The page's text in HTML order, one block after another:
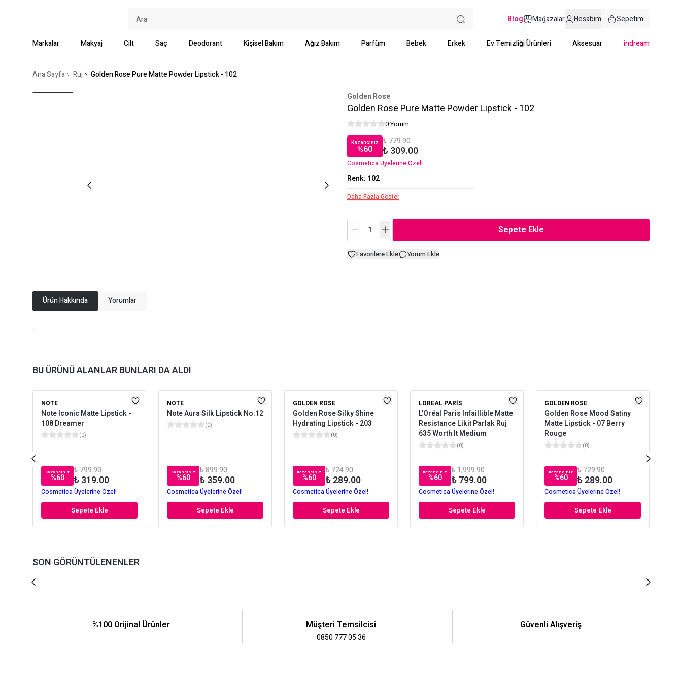
Blog Mağazalar Hesabım Sepetim
Markalar Makyaj Cilt Saç Deodorant Kişisel Bakım Ağız Bakım Parfüm Bebek Erkek Ev Temizliği Ürünleri Aksesuar indream
Ana Sayfa Ruj Golden Rose Pure Matte Powder Lipstick - 102
Golden Rose
Golden Rose Pure Matte Powder Lipstick - 102
0 Yorum
Kazancınız
%60
₺ 779.90
₺ 309.00
Cosmetica Üyelerine Özel!
Renk: 102
Daha Fazla Göster
Sepete Ekle
Favorilere Ekle Yorum Ekle
Ürün Hakkında Yorumlar
-
BU ÜRÜNÜ ALANLAR BUNLARI DA ALDI
NOTE
Note Iconic Matte Lipstick -
108 Dreamer
(0)
Kazancınız
%60
₺ 799.90
₺ 319.00
Cosmetica Üyelerine Özel!
Sepete Ekle
NOTE
Note Aura Silk Lipstick No:12
(0)
Kazancınız
%60
₺ 899.90
₺ 359.00
Cosmetica Üyelerine Özel!
Sepete Ekle
GOLDEN ROSE
Golden Rose Silky Shine
Hydrating Lipstick - 203
(0)
Kazancınız
%60
₺ 724.90
₺ 289.00
Cosmetica Üyelerine Özel!
Sepete Ekle
LOREAL PARIS
L'Oréal Paris Infaillible Matte
Resistance Likit Parlak Ruj
635 Worth It Medium
(0)
Kazancınız
%60
₺ 1,999.90
₺ 799.00
Cosmetica Üyelerine Özel!
Sepete Ekle
GOLDEN ROSE
Golden Rose Mood Satiny
Matte Lipstick - 07 Berry
Rouge
(0)
Kazancınız
%60
₺ 729.90
₺ 289.00
Cosmetica Üyelerine Özel!
Sepete Ekle
SON GÖRÜNTÜLENENLER
%100 Orijinal Ürünler Müşteri Temsilcisi
0850 777 05 36
Güvenli Alışveriş